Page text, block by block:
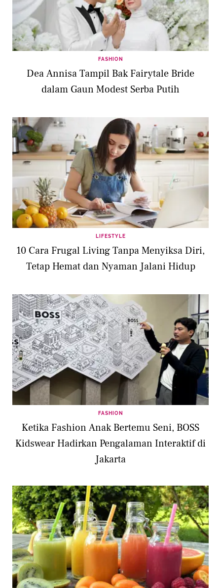
FASHION
Dea Annisa Tampil Bak Fairytale Bride
dalam Gaun Modest Serba Putih
LIFESTYLE
10 Cara Frugal Living Tanpa Menyiksa Diri,
Tetap Hemat dan Nyaman Jalani Hidup
FASHION
Ketika Fashion Anak Bertemu Seni, BOSS
Kidswear Hadirkan Pengalaman Interaktif di
Jakarta